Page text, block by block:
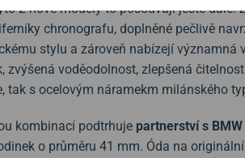
2 nové modely to posouvají ještě dále.
chronografu, doplněné pečlivě
stylu a zároveň nabízejí významná
voděodolnost, zlepšená
tak s ocelovým náramekm milánského
kombinací podtrhuje partnerství s
o průměru 41 mm. Óda na